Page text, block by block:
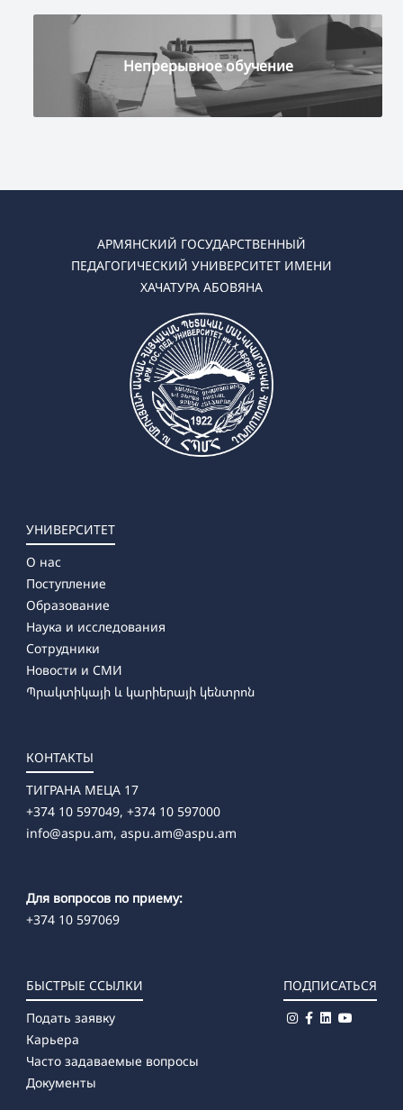
Непрерывное обучение
АРМЯНСКИЙ ГОСУДАРСТВЕННЫЙ
ПЕДАГОГИЧЕСКИЙ УНИВЕРСИТЕТ ИМЕНИ
ХАЧАТУРА АБОВЯНА
УНИВЕРСИТЕТ
О нас
Поступление
Образование
Наука и исследования
Сотрудники
Новости и СМИ
Պրակտիկայի և կարիերայի կենտրոն
КОНТАКТЫ
ТИГРАНА МЕЦА 17
+374 10 597049, +374 10 597000
info@aspu.am, aspu.am@aspu.am
Для вопросов по приему:
+374 10 597069
БЫСТРЫЕ ССЫЛКИ
Подать заявку
Карьера
Часто задаваемые вопросы
Документы
ПОДПИСАТЬСЯ